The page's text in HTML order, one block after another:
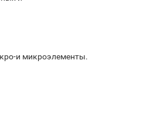
и микроэлементы.